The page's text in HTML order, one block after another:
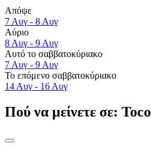
Απόψε
7 Αυγ - 8 Αυγ
Αύριο
8 Αυγ - 9 Αυγ
Αυτό το σαββατοκύριακο
7 Αυγ - 9 Αυγ
Το επόμενο σαββατοκύριακο
14 Αυγ - 16 Αυγ
Πού να μείνετε σε: Toco